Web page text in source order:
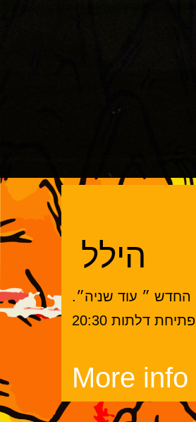
הילל
פתיחת דלתות 20:30
More info